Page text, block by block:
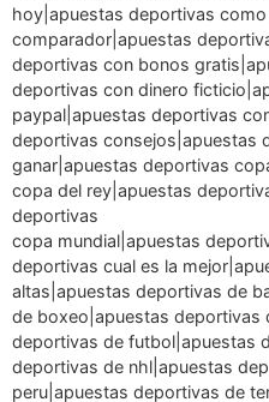
hoy|apuestas deportivas
comparador|apuestas
deportivas con bonos
deportivas con dinero
paypal|apuestas deportivas
deportivas consejos|apuestas
ganar|apuestas deportivas
copa del rey|apuestas
deportivas
copa mundial|apuestas
deportivas cual es la
altas|apuestas deportivas de
de boxeo|apuestas deportivas
deportivas de futbol|apuestas
deportivas de nhl|apuestas
peru|apuestas deportivas de